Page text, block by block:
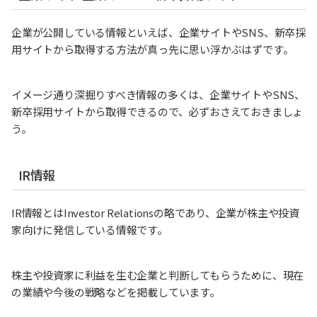
企業が公開している情報といえば、企業サイトやSNS、新卒採
用サイトから取得する方法が真っ先に思い浮かぶはずです。
イメージ通り深掘りすべき情報の多くは、企業サイトやSNS、
新卒採用サイトから取得できるので、必ずおさえておきましょ
う。
IR情報
IR情報とはInvestor Relationsの略であり、企業が株主や投資
家向けに発信している情報です。
株主や投資家に利益を生む企業と判断してもらうために、現在
の業績や今後の戦略などを掲載しています。